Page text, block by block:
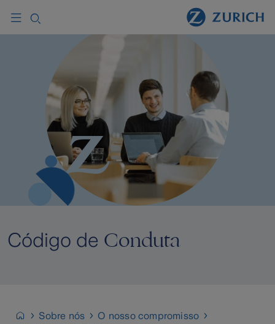
Código de Conduta
Sobre nós
O nosso compromisso